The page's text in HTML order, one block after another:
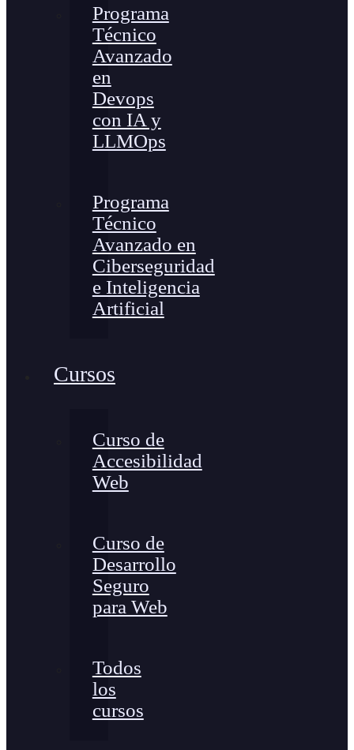
Programa
Técnico
Avanzado
en
Devops
con IA y
LLMOps
Programa
Técnico
Avanzado en
Ciberseguridad
e Inteligencia
Artificial
Cursos
Curso de
Accesibilidad
Web
Curso de
Desarrollo
Seguro
para Web
Todos
los
cursos